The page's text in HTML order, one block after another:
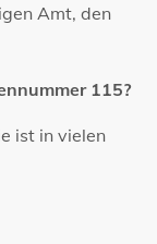
Amt, den
115?
ist in vielen